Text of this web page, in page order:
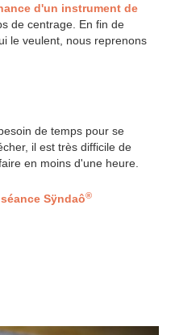
d'un instrument de
de centrage. En fin de
le veulent, nous reprenons
de temps pour se
il est très difficile de
en moins d'une heure.
Sÿndaô®